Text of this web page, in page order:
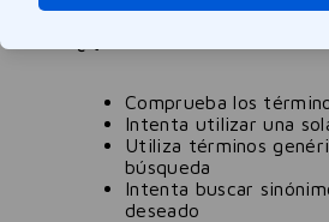
Comprueba los
Intenta utilizar una
Utiliza términos
búsqueda
Intenta buscar
deseado